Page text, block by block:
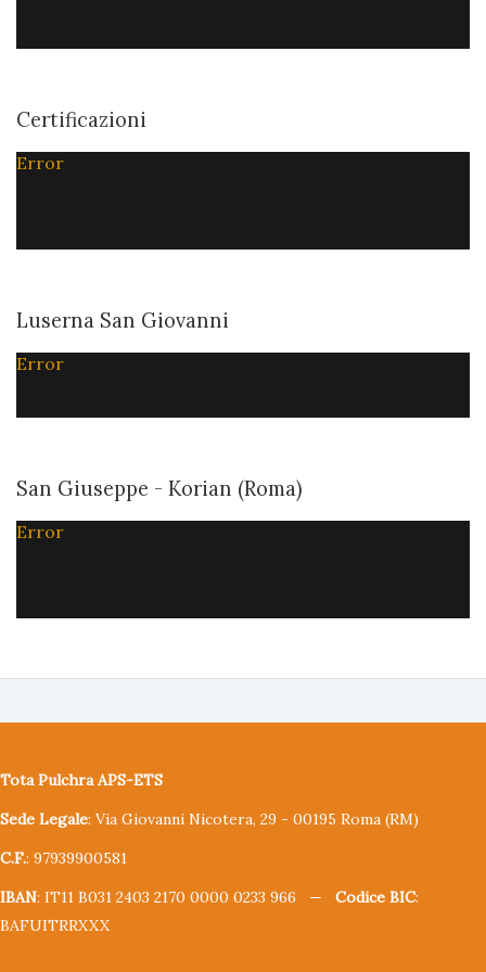
Certificazioni
Error
Luserna San Giovanni
Error
San Giuseppe - Korian (Roma)
Error
Tota Pulchra APS-ETS
Sede Legale: Via Giovanni Nicotera, 29 - 00195 Roma (RM)
C.F.: 97939900581
IBAN: IT11 B031 2403 2170 0000 0233 966 — Codice BIC:
BAFUITRRXXX